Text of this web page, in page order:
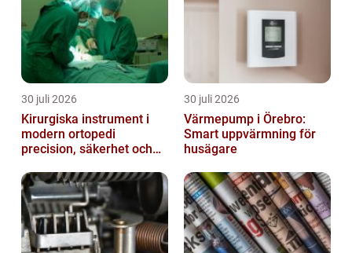
30 juli 2026
Kirurgiska instrument i
modern ortopedi
precision, säkerhet och
30 juli 2026
Värmepump i Örebro:
Smart uppvärmning för
husägare